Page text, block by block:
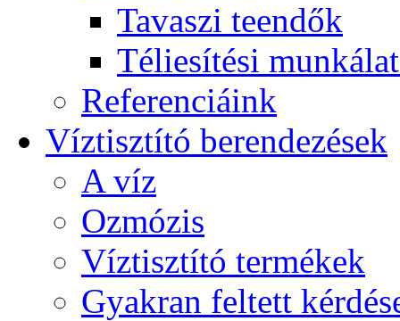
Tavaszi teendők
Téliesítési
Referenciáink
Víztisztító berendezések
A víz
Ozmózis
Víztisztító termékek
Gyakran feltett